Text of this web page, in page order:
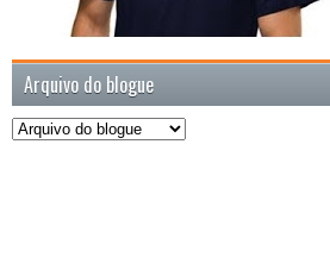
Arquivo do blogue